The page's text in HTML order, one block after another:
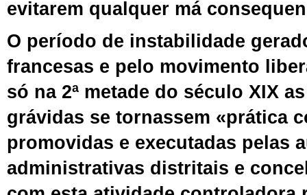
evitarem qualquer má
O período de instabilidade
francesas e pelo movimento
só na 2ª metade do século XIX
grávidas se tornassem «prática
promovidas e executadas pelas
administrativas distritais e